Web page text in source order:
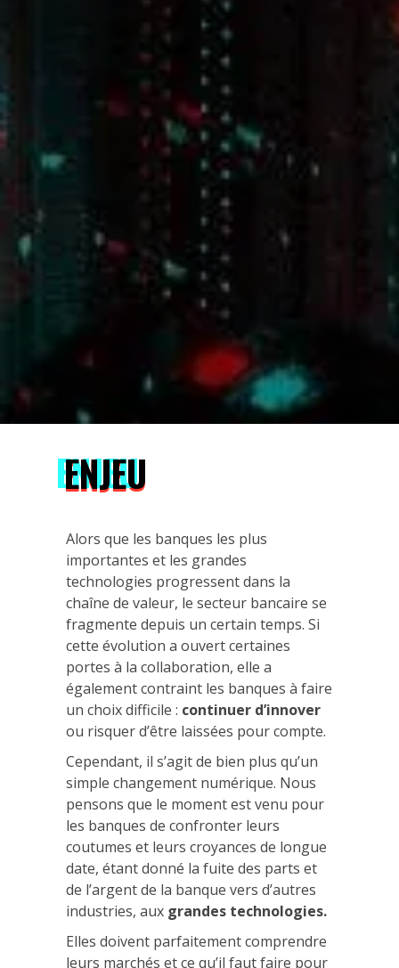
ENJEU
Alors que les banques les plus
importantes et les grandes
technologies progressent dans la
chaîne de valeur, le secteur bancaire se
fragmente depuis un certain temps. Si
cette évolution a ouvert certaines
portes à la collaboration, elle a
également contraint les banques à faire
un choix difficile : continuer d’innover
ou risquer d’être laissées pour compte.
Cependant, il s’agit de bien plus qu’un
simple changement numérique. Nous
pensons que le moment est venu pour
les banques de confronter leurs
coutumes et leurs croyances de longue
date, étant donné la fuite des parts et
de l’argent de la banque vers d’autres
industries, aux grandes technologies.
Elles doivent parfaitement comprendre
leurs marchés et ce qu’il faut faire pour